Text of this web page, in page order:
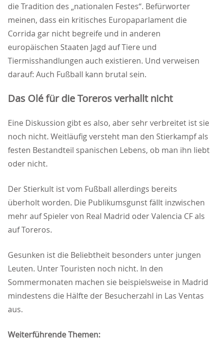
die Tradition des „nationalen Festes“. Befürworter
meinen, dass ein kritisches Europaparlament die
Corrida gar nicht begreife und in anderen
europäischen Staaten Jagd auf Tiere und
Tiermisshandlungen auch existieren. Und verweisen
darauf: Auch Fußball kann brutal sein.
Das Olé für die Toreros verhallt nicht
Eine Diskussion gibt es also, aber sehr verbreitet ist sie
noch nicht. Weitläufig versteht man den Stierkampf als
festen Bestandteil spanischen Lebens, ob man ihn liebt
oder nicht.
Der Stierkult ist vom Fußball allerdings bereits
überholt worden. Die Publikumsgunst fällt inzwischen
mehr auf Spieler von Real Madrid oder Valencia CF als
auf Toreros.
Gesunken ist die Be­liebtheit besonders unter jungen
Leuten. Unter Touristen noch nicht. In den
Sommermonaten machen sie beispielsweise in Madrid
mindestens die Hälfte der Besucherzahl in Las Ventas
aus.
Weiterführende Themen: